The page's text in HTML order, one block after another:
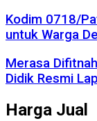
Kodim 0718/
untuk Warga
Merasa
Didik Resmi
Harga Jual